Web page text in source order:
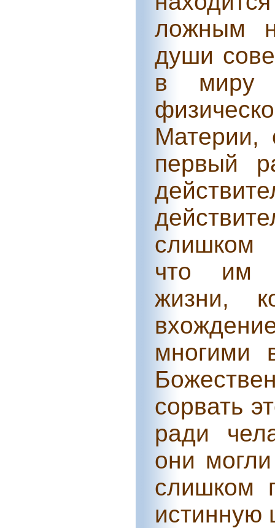
ложным
души
в миру
Материи,
первый
слишком
что им
жизни,
многими
сорвать
ради
они могли
слишком
истинную